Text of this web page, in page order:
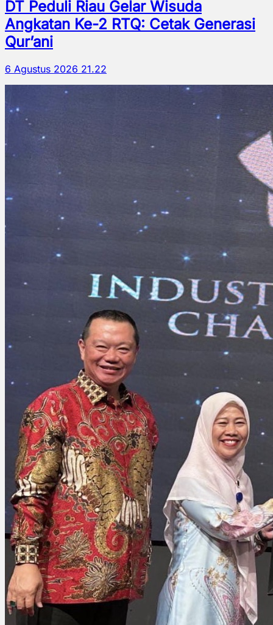
DT Peduli Riau Gelar Wisuda
Angkatan Ke-2 RTQ: Cetak Generasi
Qur’ani
6 Agustus 2026 21.22